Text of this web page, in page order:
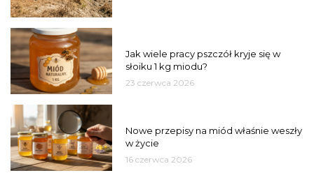
Jak wiele pracy pszczół kryje się w
słoiku 1 kg miodu?
23 czerwca 2026
Nowe przepisy na miód właśnie weszły
w życie
16 czerwca 2026